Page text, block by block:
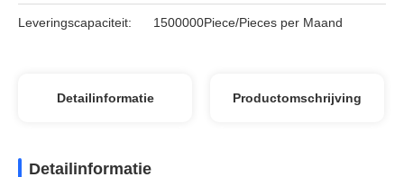
Leveringscapaciteit: 1500000Piece/Pieces per Maand
Detailinformatie Productomschrijving
Detailinformatie